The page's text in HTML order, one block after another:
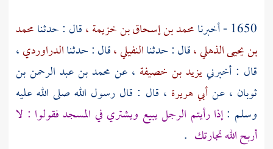
1650 - أخبرنا
محمد بن إسحاق بن خزيمة ،قال : حدثنامحمد
بن يحيى الذهلي ،قال : حدثناالنفيلي ،قال : حدثناالدراوردي،
قال : أخبرنييزيد بن خصيفة ، عن محمد بن عبد الرحمن بن
ثوبان ، عنأبي هريرة ، قال : قال رسول الله صلى الله عليه
وسلم :إذا رأيتم الرجل يبيع ويشتري في المسجد فقولوا : لا
أربح الله تجارتك .